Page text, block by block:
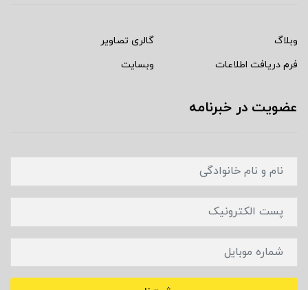
وبلاگ
گالری تصاویر
فرم دریافت اطلاعات
وبسایت
عضویت در خبرنامه